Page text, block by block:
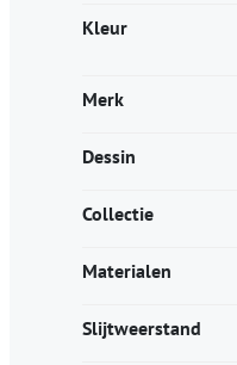
Kleur
Merk
Dessin
Collectie
Materialen
Slijtweerstand